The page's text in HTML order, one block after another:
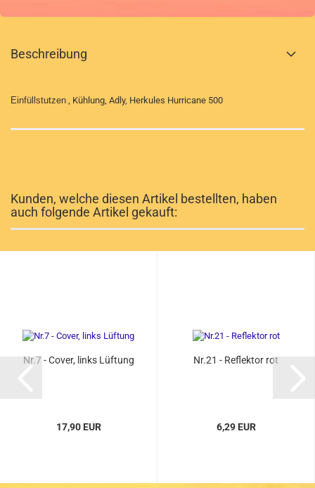
Beschreibung
Einfüllstutzen , Kühlung, Adly, Herkules Hurricane 500
Kunden, welche diesen Artikel bestellten, haben
auch folgende Artikel gekauft:
Nr.7 - Cover, links Lüftung
17,90 EUR
Nr.21 - Reflektor rot
6,29 EUR